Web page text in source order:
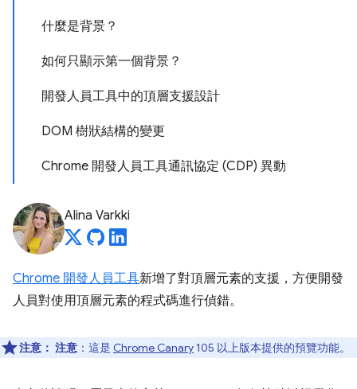
什麼是背景？
如何只顯示第一個背景？
開發人員工具中的頂層支援設計
DOM 樹狀結構的變更
Chrome 開發人員工具通訊協定 (CDP) 異動
Alina Varkki
Chrome 開發人員工具新增了對頂層元素的支援，方便開發
人員對使用頂層元素的程式碼進行偵錯。
注意： 注意 ：這是 Chrome Canary105 以上版本提供的預覽功能。